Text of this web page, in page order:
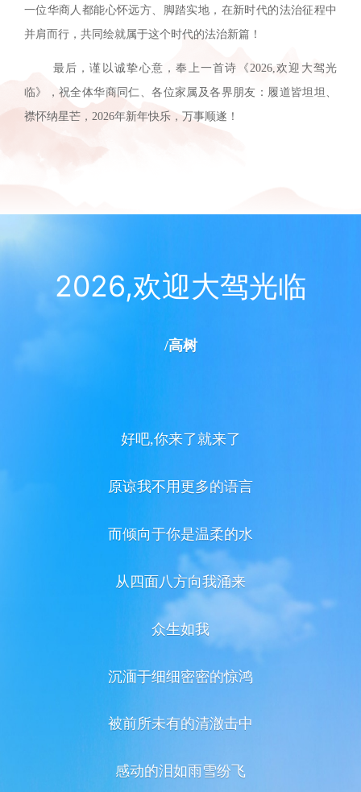
一位华商人都能心怀远方、脚踏实地，在新时代的法治征程中
并肩而行，共同绘就属于这个时代的法治新篇！
最后，谨以诚挚心意，奉上一首诗《2026,欢迎大驾光
临》，祝全体华商同仁、各位家属及各界朋友：履道皆坦坦、
襟怀纳星芒，2026年新年快乐，万事顺遂！
2026,欢迎大驾光临
/高树
好吧,你来了就来了
原谅我不用更多的语言
而倾向于你是温柔的水
从四面八方向我涌来
众生如我
沉湎于细细密密的惊鸿
被前所未有的清澈击中
感动的泪如雨雪纷飞